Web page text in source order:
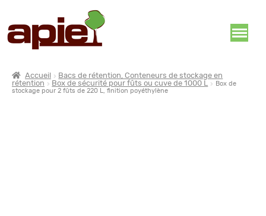
Accueil
Bacs de rétention, Conteneurs de stockage en
rétention
Box de sécurité pour fûts ou cuve de 1000 L
Box de
stockage pour 2 fûts de 220 L, finition poyéthylène